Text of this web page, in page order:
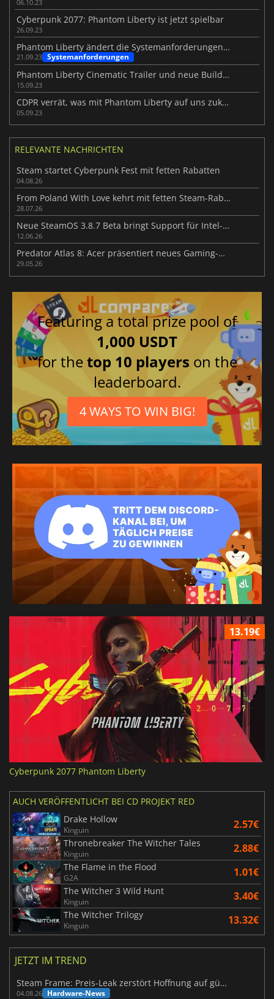
06.10.23
Cyberpunk 2077: Phantom Liberty ist jetzt spielbar
26.09.23
Phantom Liberty ändert die Systemanforderungen für Cyberpunk 2077
21.09.23 Systemanforderungen
Phantom Liberty Cinematic Trailer und neue Builds enthüllt
15.09.23
CDPR verrät, was mit Phantom Liberty auf uns zukommt
05.09.23
RELEVANTE NACHRICHTEN
Steam startet Cyberpunk Fest mit fetten Rabatten
04.08.26
From Poland With Love kehrt mit fetten Steam-Rabatten zurück
28.07.26
Neue SteamOS 3.8.7 Beta bringt Support für Intel-Handhelds
12.06.26
Predator Atlas 8: Acer präsentiert neues Gaming-Handheld
29.05.26
Featuring a total prize pool of
1,000 USDT
for thetop 10 players on the
leaderboard.
4 WAYS TO WIN BIG!
13.19€
Cyberpunk 2077 Phantom Liberty
AUCH VERÖFFENTLICHT BEI CD PROJEKT RED
Drake Hollow
Kinguin 2.57€
Thronebreaker The Witcher Tales
Kinguin 2.88€
The Flame in the Flood
G2A 1.01€
The Witcher 3 Wild Hunt
Kinguin 3.40€
The Witcher Trilogy
Kinguin 13.32€
JETZT IM TREND
Steam Frame: Preis-Leak zerstört Hoffnung auf günstiges VR-Headset
04.08.26 Hardware-News